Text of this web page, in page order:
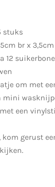
stuks
br x 3,5cm
12
om met
mini
een
gerust